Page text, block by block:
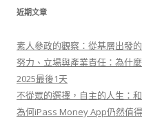
鍵
:
近期文章
素人參政的觀察：從基層出發
努力、立場與產業責任：為什
2025最後1天
不從眾的選擇，自主的人生：
為何iPass Money App仍然值